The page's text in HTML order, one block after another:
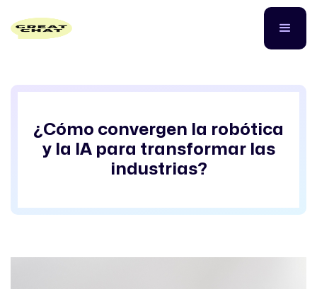
¿Cómo convergen la robótica
y la IA para transformar las
industrias?